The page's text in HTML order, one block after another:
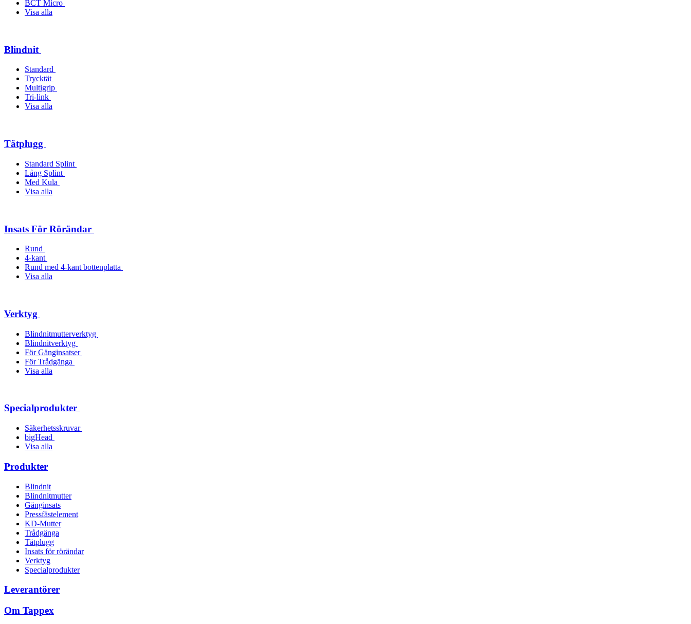
BCT Micro
Visa alla
Blindnit
Standard
Trycktät
Multigrip
Tri-link
Visa alla
Tätplugg
Standard Splint
Lång Splint
Med Kula
Visa alla
Insats För Rörändar
Rund
4-kant
Rund med 4-kant bottenplatta
Visa alla
Verktyg
Blindnitmutterverktyg
Blindnitverktyg
För Gänginsatser
För Trådgänga
Visa alla
Specialprodukter
Säkerhetsskruvar
bigHead
Visa alla
Produkter
Blindnit
Blindnitmutter
Gänginsats
Pressfästelement
KD-Mutter
Trådgänga
Tätplugg
Insats för rörändar
Verktyg
Specialprodukter
Leverantörer
Om Tappex